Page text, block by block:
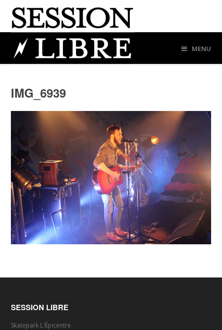
MENU
IMG_6939
SESSION LIBRE
Skatepark L'Épicentre